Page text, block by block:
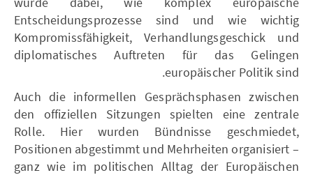
Entscheidungsprozesse sind und wie wichtig
Kompromissfähigkeit, Verhandlungsgeschick und
diplomatisches Auftreten für das Gelingen
europäischer Politik sind.
Auch die informellen Gesprächsphasen zwischen
den offiziellen Sitzungen spielten eine zentrale
Rolle. Hier wurden Bündnisse geschmiedet,
Positionen abgestimmt und Mehrheiten organisiert –
ganz wie im politischen Alltag der Europäischen